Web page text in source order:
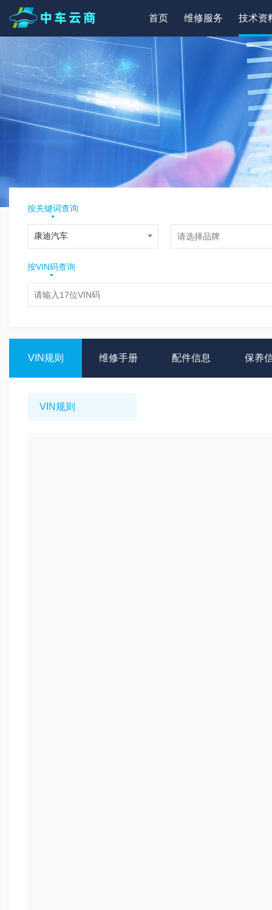
首页 维修服务 技术资
按关键词查询
按VIN码查询
VIN规则 维修手册 配件信息 保养
VIN规则